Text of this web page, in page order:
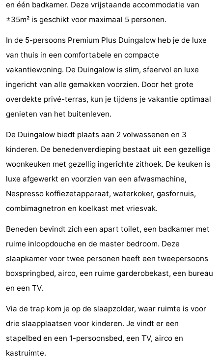
minutes
Strand
&
Bezienswaardigheden
Musea
-
Monumenten
-
Uitkijkpunten
Attracties
-
Rondvaarten
-
Speeltuinen
-
Binnenspeeltuinen
-
centra
Dorpen
&
Natuur
en één badkamer. Deze vrijstaande accommodatie van
±35m² is geschikt voor maximaal 5 personen.
In de 5-persoons Premium Plus Duingalow heb je de luxe
van thuis in een comfortabele en compacte
vakantiewoning. De Duingalow is slim, sfeervol en luxe
ingericht van alle gemakken voorzien. Door het grote
overdekte privé-terras, kun je tijdens je vakantie optimaal
genieten van het buitenleven.
De Duingalow biedt plaats aan 2 volwassenen en 3
kinderen. De benedenverdieping bestaat uit een gezellige
woonkeuken met gezellig ingerichte zithoek. De keuken is
luxe afgewerkt en voorzien van een afwasmachine,
Nespresso koffiezetapparaat, waterkoker, gasfornuis,
combimagnetron en koelkast met vriesvak.
Beneden bevindt zich een apart toilet, een badkamer met
ruime inloopdouche en de master bedroom. Deze
slaapkamer voor twee personen heeft een tweepersoons
boxspringbed, airco, een ruime garderobekast, een bureau
en een TV.
Via de trap kom je op de slaapzolder, waar ruimte is voor
drie slaapplaatsen voor kinderen. Je vindt er een
stapelbed en een 1-persoonsbed, een TV, airco en
kastruimte.